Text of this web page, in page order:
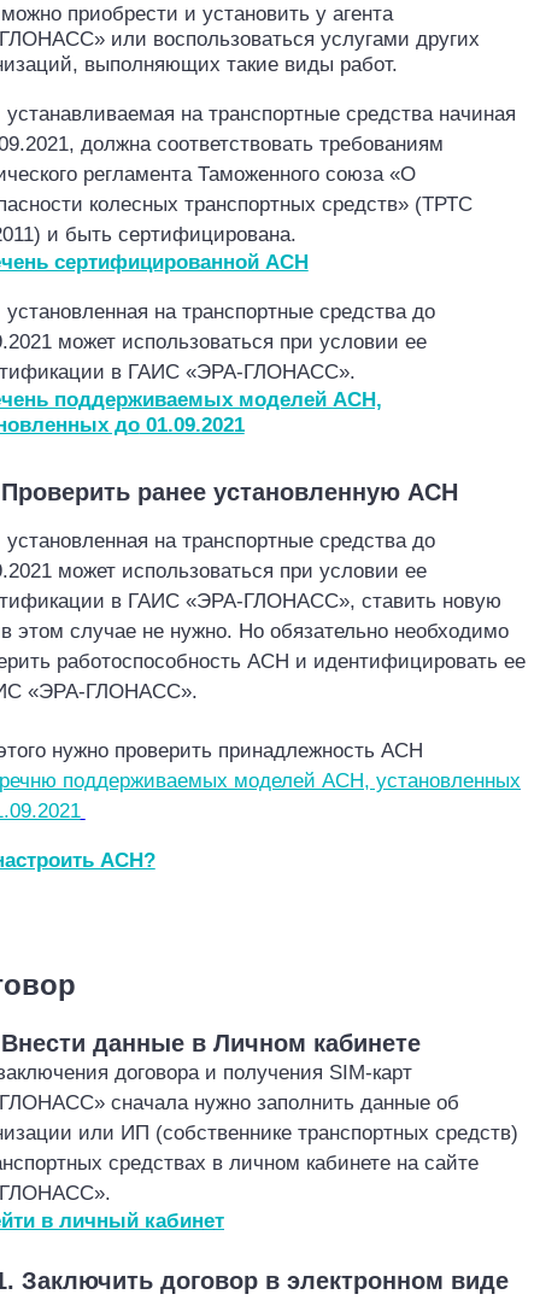
приобрести и установить у агента
или воспользоваться услугами других
выполняющих такие виды работ.
на транспортные средства начиная
должна соответствовать требованиям
регламента Таможенного союза «О
колесных транспортных средств» (ТРТС
и быть сертифицирована.
сертифицированной АСН
на транспортные средства до
может использоваться при условии ее
в ГАИС «ЭРА-ГЛОНАСС».
поддерживаемых моделей АСН,
до01.09.2021
Проверить ранее установленную АСН
на транспортные средства до
может использоваться при условии ее
в ГАИС «ЭРА-ГЛОНАСС», ставить новую
этом случае не нужно. Но обязательно необходимо
работоспособность АСН и идентифицировать ее
«ЭРА-ГЛОНАСС».
нужно проверить принадлежность АСН
поддерживаемых моделей АСН, установленных
АСН?
Внести данные в Личном кабинете
договора и получения SIM-карт
сначала нужно заполнить данные об
или ИП (собственнике транспортных средств)
средствах в личном кабинете на сайте
в личный кабинет
Заключить договор в электронном виде